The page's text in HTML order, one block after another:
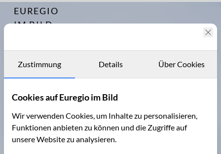
EUREGIO
IM BILD
Archiv
Kontakt
Archiv
Zustimmung Details Über Cookies
Cookies auf Euregio im Bild
Wir verwenden Cookies, um Inhalte zu personalisieren,
Funktionen anbieten zu können und die Zugriffe auf
unsere Website zu analysieren.